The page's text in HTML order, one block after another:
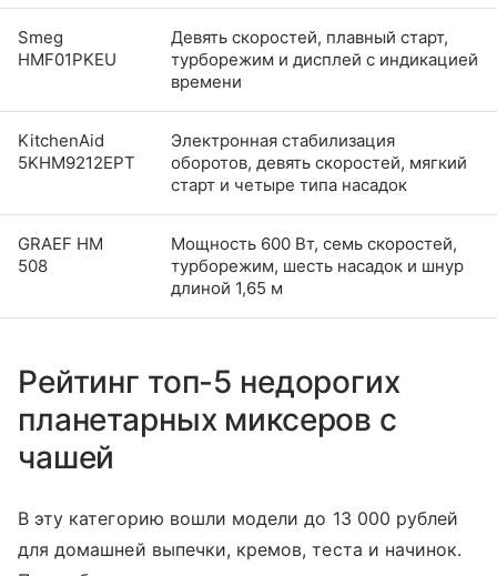
Smeg
HMF01PKEU
Девять скоростей, плавный старт,
турборежим и дисплей с индикацией
времени
KitchenAid
5KHM9212EPT
Электронная стабилизация
оборотов, девять скоростей, мягкий
старт и четыре типа насадок
GRAEF HM
508
Мощность 600 Вт, семь скоростей,
турборежим, шесть насадок и шнур
длиной 1,65 м
Рейтинг топ-5 недорогих
планетарных миксеров с
чашей
В эту категорию вошли модели до 13 000 рублей
для домашней выпечки, кремов, теста и начинок.